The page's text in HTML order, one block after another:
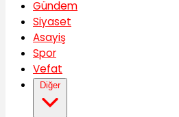
Gündem
Siyaset
Asayiş
Spor
Vefat
Diğer